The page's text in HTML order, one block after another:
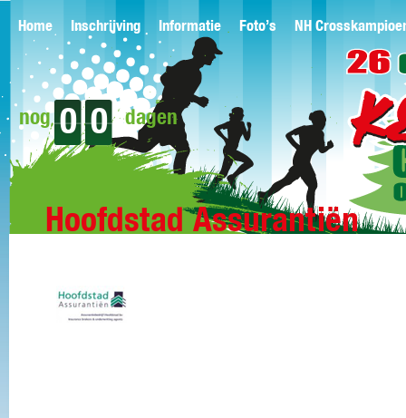
Home Inschrijving Informatie Foto’s NH
nog 0 0 dagen
Hoofdstad Assurantiën